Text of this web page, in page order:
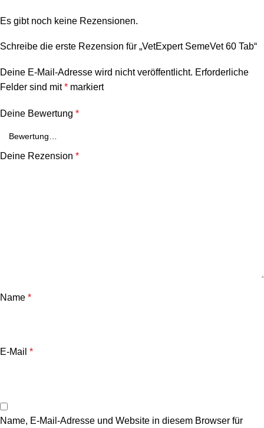
Es gibt noch keine Rezensionen.
Schreibe die erste Rezension für „VetExpert SemeVet 60 Tab“
Deine E-Mail-Adresse wird nicht veröffentlicht. Erforderliche
Felder sind mit* markiert
Deine Bewertung *
Deine Rezension *
Name *
E-Mail *
Name, E-Mail-Adresse und Website in diesem Browser für